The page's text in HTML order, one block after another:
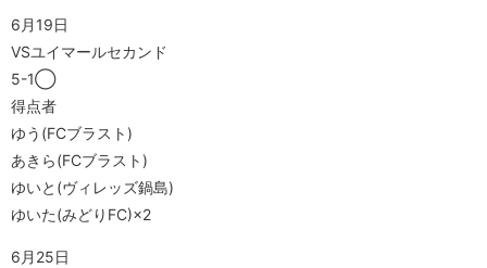
6月19日
VSユイマールセカンド
5-1◯
得点者
ゆう(FCブラスト)
あきら(FCブラスト)
ゆいと(ヴィレッズ鍋島)
ゆいた(みどりFC)×2
6月25日